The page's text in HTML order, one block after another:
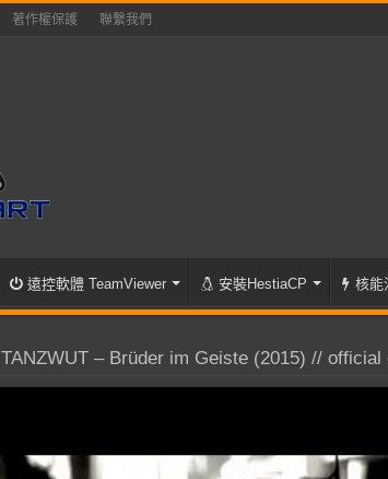
著作權保護 聯繫我們
遠控軟體 TeamViewer 安裝HestiaCP 核能
TANZWUT – Brüder im Geiste (2015) //